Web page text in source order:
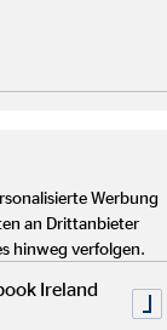
Beratung!
Werbung
an Drittanbieter
hinweg verfolgen.
Ireland